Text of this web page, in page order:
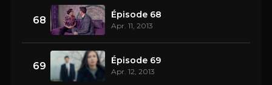
68 Épisode 68
Apr. 11, 2013
69 Épisode 69
Apr. 12, 2013